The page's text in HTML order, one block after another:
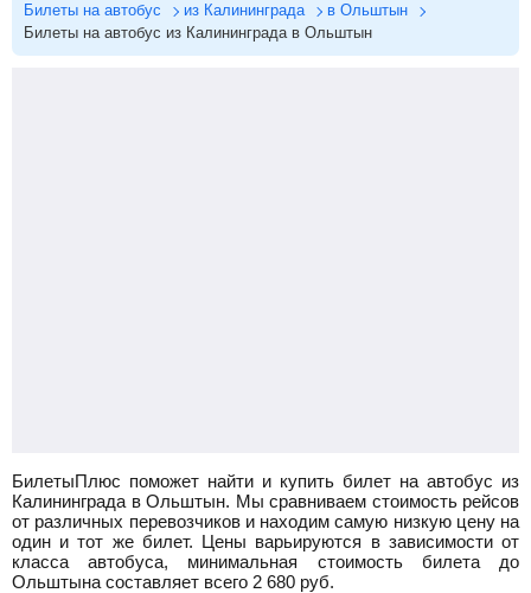
Билеты на автобус из Калининграда
в Ольштын
Билеты на автобус из Калининграда в Ольштын
БилетыПлюс поможет найти и купить билет на автобус из
Калининграда в Ольштын. Мы сравниваем стоимость рейсов
от различных перевозчиков и находим самую низкую цену на
один и тот же билет. Цены варьируются в зависимости от
класса автобуса, минимальная стоимость билета до
Ольштына составляет всего 2 680 руб.